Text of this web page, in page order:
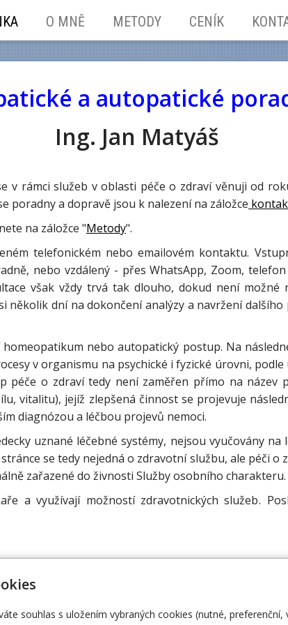
O MNĚ METODY CENÍK
a autopatické
Ing. Jan Matyáš
v rámci služeb v oblasti péče o zdraví věnuji od
poradny a dopravě jsou k nalezení na záložce
na záložce "Metody".
telefonickém nebo emailovém kontaktu.
nebo vzdálený - přes WhatsApp, Zoom,
však vždy trvá tak dlouho, dokud není
několik dní na dokončení analýzy a navržení
nebo autopatický postup. Na
v organismu na psychické i fyzické úrovni,
péče o zdraví tedy není zaměřen přímo na název
vitalitu), jejíž zlepšená činnost se projevuje
diagnózou a léčbou projevů nemoci.
uznané léčebné systémy, nejsou vyučovány
se tedy nejedná o zdravotní službu, ale péči o
zařazené do živnosti Služby osobního charakteru.
a využívají možností zdravotnických služeb.
souhlas s uložením vybraných cookies (nutné,